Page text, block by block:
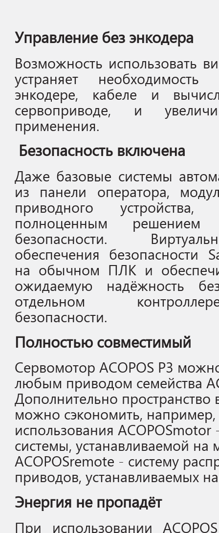
Управление без энкодера
Возможность использовать
устраняет
энкодере, кабеле и
сервоприводе, и
применения.
Безопасность включена
Даже базовые системы
из панели оператора,
приводного
полноценным
безопасности.
обеспечения безопасности
на обычном ПЛК и
ожидаемую надёжность
отдельном
безопасности.
Полностью совместимый
Сервомотор ACOPOS P3
любым приводом семейства
Дополнительно
можно сэкономить, например,
использования
системы, устанавливаемой на
ACOPOSremote - систему
приводов, устанавливаемых
Энергия не пропадёт
При использовании